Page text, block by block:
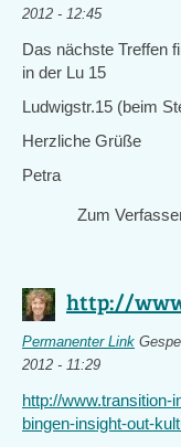
2012 - 12:45
Das nächste Treffen
in der Lu 15
Ludwigstr.15 (beim
Herzliche Grüße
Petra
Zum
http://
Permanenter Link
2012 - 11:29
http://www.transition-
bingen-insight-out-